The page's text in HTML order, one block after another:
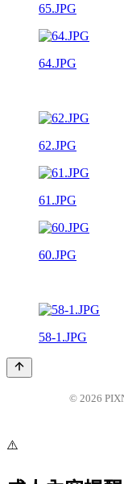
65.JPG
64.JPG
62.JPG
61.JPG
60.JPG
58-1.JPG
© 2026
⚠️